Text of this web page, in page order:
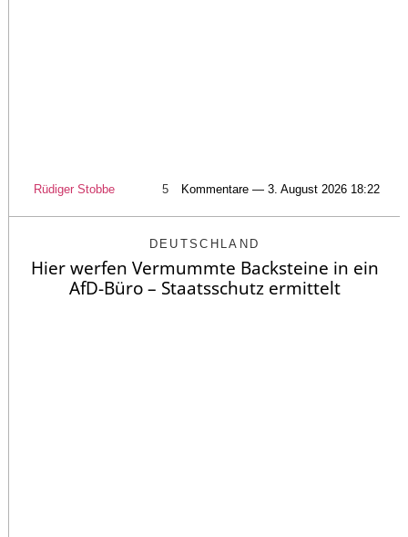
Rüdiger Stobbe 5 Kommentare — 3. August 2026 18:22
DEUTSCHLAND
Hier werfen Vermummte Backsteine in ein
AfD-Büro – Staatsschutz ermittelt